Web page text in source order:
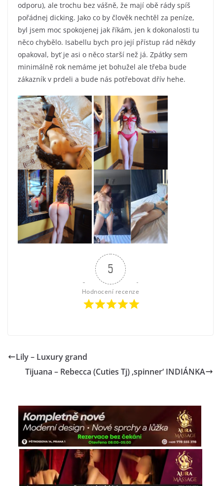
odporu), ale trochu bez vášně, že mají obě rády spíš
pořádnej dicking. Jako co by člověk nechtěl za peníze,
byl jsem moc spokojenej jak říkám, jen k dokonalosti tu
něco chybělo. Isabellu bych pro její přístup rád někdy
opakoval, byť je asi o něco starší než já. Zpátky sem
minimálně rok nemáme jet bohužel ale třeba bude
zákazník v prdeli a bude nás potřebovat dřív hehe.
5
Hodnocení recenze
Lily – Luxury grand
Tijuana – Rebecca (Cuties Tj) ‚spinner‘ INDIÁNKA